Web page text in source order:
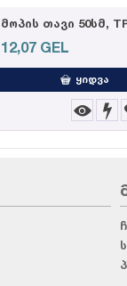
მოპის თავი 50სმ,
12,07 GEL
ᲧᲘᲓᲕᲐ